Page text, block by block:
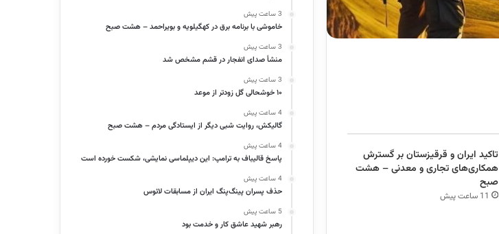
تاکید ایران و قرقیزستان بر گسترش
همکاری‌های تجاری و معدنی – هشت
صبح
11 ساعت پیش
3 ساعت پیش
خاموشی با برنامه برق در کهگیلویه و بویراحمد – هشت صبح
3 ساعت پیش
منشأ صدای انفجار در قشم مشخص شد
3 ساعت پیش
۱۰ خوشحالی گل زودتر از موعد
4 ساعت پیش
گالیکش، روایت شبی دیگر از ایستادگی مردم – هشت صبح
4 ساعت پیش
پاسخ قالیباف به ترامپ: این دیپلماسی نمایشی، شکست خورده است
4 ساعت پیش
حذف پسران پینگ‌پنگ ایران از مسابقات لائوس
5 ساعت پیش
رهبر شهید عاشق کار و خدمت بود